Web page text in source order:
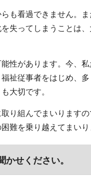
も看過できません。
失ってしまうことは
性があります。今、
祉従事者をはじめ、
大切です。
り組んでまいります
難を乗り越えてまいり
せください。